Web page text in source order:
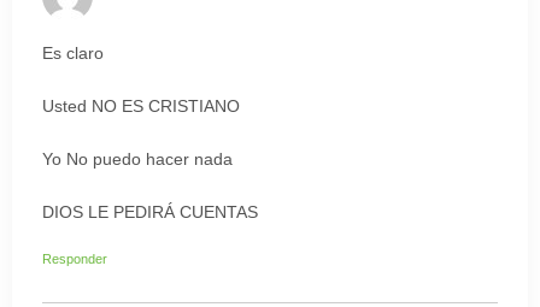
Es claro
Usted NO ES CRISTIANO
Yo No puedo hacer nada
DIOS LE PEDIRÁ CUENTAS
Responder